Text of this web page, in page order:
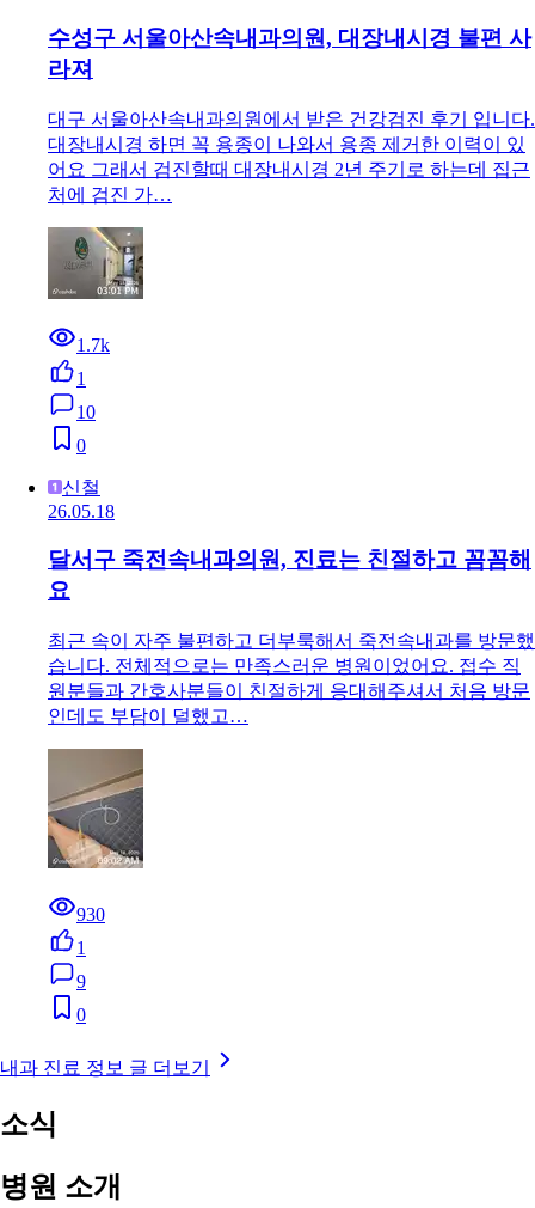
수성구 서울아산속내과의원, 대장내시경 불편 사
라져
대구 서울아산속내과의원에서 받은 건강검진 후기 입니다.
대장내시경 하면 꼭 용종이 나와서 용종 제거한 이력이 있
어요 그래서 검진할때 대장내시경 2년 주기로 하는데 집근
처에 검진 가…
1.7k
1
10
0
신철
26.05.18
달서구 죽전속내과의원, 진료는 친절하고 꼼꼼해
요
최근 속이 자주 불편하고 더부룩해서 죽전속내과를 방문했
습니다. 전체적으로는 만족스러운 병원이었어요. 접수 직
원분들과 간호사분들이 친절하게 응대해주셔서 처음 방문
인데도 부담이 덜했고…
930
1
9
0
내과 진료 정보 글 더보기
소식
병원 소개